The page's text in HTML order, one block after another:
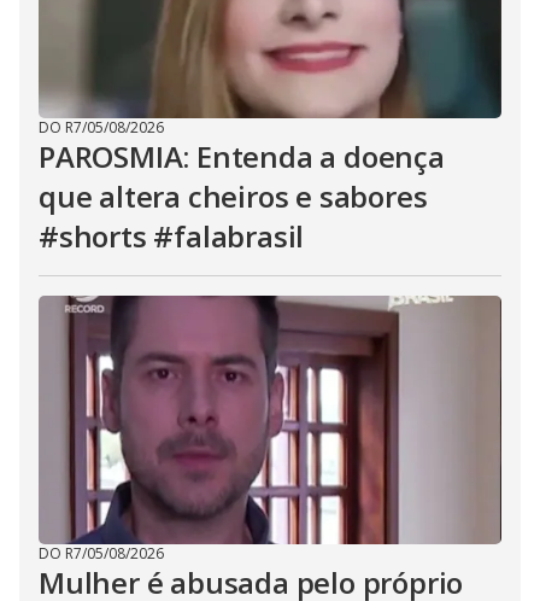
DO R7/05/08/2026
PAROSMIA: Entenda a doença
que altera cheiros e sabores
#shorts #falabrasil
DO R7/05/08/2026
Mulher é abusada pelo próprio